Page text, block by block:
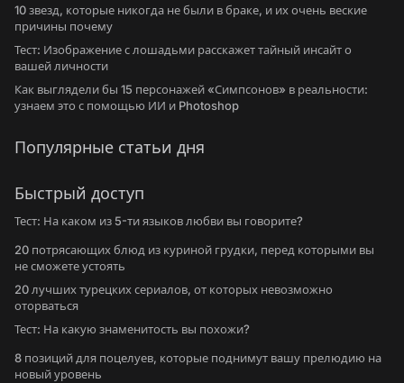
10 звезд, которые никогда не были в браке, и их очень веские
причины почему
Тест: Изображение с лошадьми расскажет тайный инсайт о
вашей личности
Как выглядели бы 15 персонажей «Симпсонов» в реальности:
узнаем это с помощью ИИ и Photoshop
Популярные статьи дня
Быстрый доступ
Тест: На каком из 5-ти языков любви вы говорите?
20 потрясающих блюд из куриной грудки, перед которыми вы
не сможете устоять
20 лучших турецких сериалов, от которых невозможно
оторваться
Тест: На какую знаменитость вы похожи?
8 позиций для поцелуев, которые поднимут вашу прелюдию на
новый уровень